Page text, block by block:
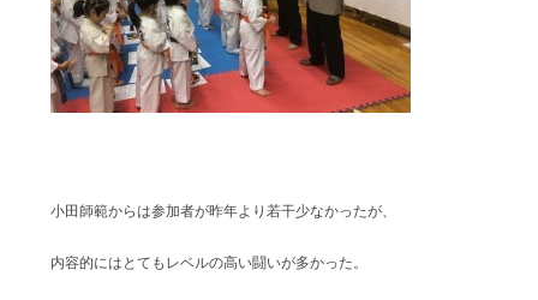
小田師範からは参加者が昨年より若干少なかったが、
内容的にはとてもレベルの高い闘いが多かった。